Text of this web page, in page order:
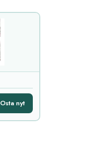
Osta nyt